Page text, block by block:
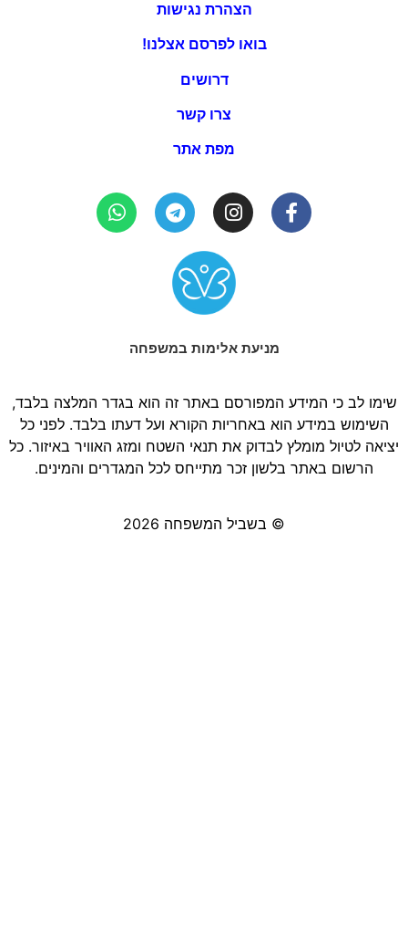
הצהרת נגישות
בואו לפרסם אצלנו!
דרושים
צרו קשר
מפת אתר
מניעת אלימות במשפחה
שימו לב כי המידע המפורסם באתר זה הוא בגדר המלצה בלבד,
השימוש במידע הוא באחריות הקורא ועל דעתו בלבד. לפני כל
יציאה לטיול מומלץ לבדוק את תנאי השטח ומזג האוויר באיזור. כל
הרשום באתר בלשון זכר מתייחס לכל המגדרים והמינים.
© בשביל המשפחה 2026